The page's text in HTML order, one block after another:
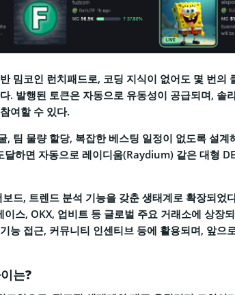
밈코인 런치패드로, 코딩 지식이 없어도 몇 번의
. 발행된 토큰은 자동으로 유동성이 공급되며, 솔
여할 수 있다.
, 팀 물량 할당, 복잡한 베스팅 일정이 없도록 설계
하면 자동으로 레이디움(Raydium) 같은 대형
드, 트렌드 분석 기능을 갖춘 생태계로 확장되었
스, OKX, 업비트 등 글로벌 주요 거래소에 상장
능 접근, 커뮤니티 인센티브 등에 활용되며, 앞으
는?